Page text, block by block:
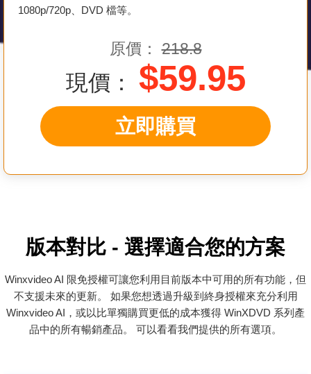
1080p/720p、DVD 檔等。
原價：218.8
現價： $59.95
立即購買
版本對比 - 選擇適合您的方案
Winxvideo AI 限免授權可讓您利用目前版本中可用的所有功能，但
不支援未來的更新。 如果您想透過升級到終身授權來充分利用
Winxvideo AI，或以比單獨購買更低的成本獲得 WinXDVD 系列產
品中的所有暢銷產品。 可以看看我們提供的所有選項。